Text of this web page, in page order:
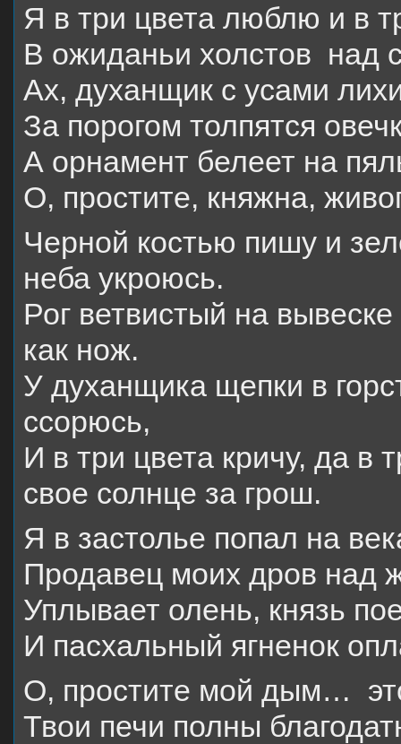
Я в три цвета люблю и в
В ожиданьи холстов над
Ах, духанщик с усами
За порогом толпятся
А орнамент белеет на
О, простите, княжна,
Черной костью пишу и
неба укроюсь.
Рог ветвистый на
как нож.
У духанщика щепки в
ссорюсь,
И в три цвета кричу, да в
свое солнце за грош.
Я в застолье попал на
Продавец моих дров над
Уплывает олень, князь
И пасхальный ягненок
О, простите мой дым…
Твои печи полны